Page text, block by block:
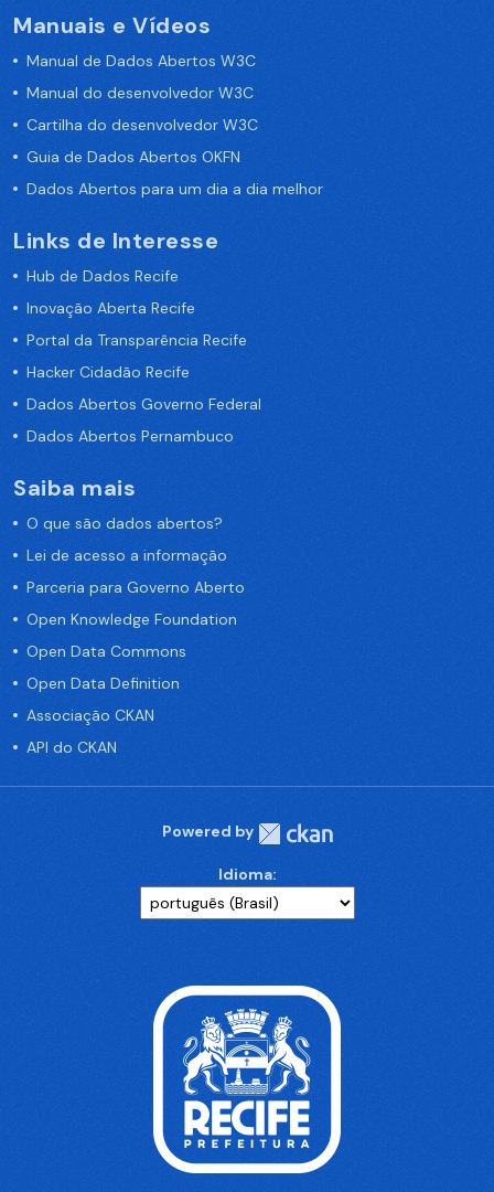
Manuais e Vídeos
Manual de Dados Abertos W3C
Manual do desenvolvedor W3C
Cartilha do desenvolvedor W3C
Guia de Dados Abertos OKFN
Dados Abertos para um dia a dia melhor
Links de Interesse
Hub de Dados Recife
Inovação Aberta Recife
Portal da Transparência Recife
Hacker Cidadão Recife
Dados Abertos Governo Federal
Dados Abertos Pernambuco
Saiba mais
O que são dados abertos?
Lei de acesso a informação
Parceria para Governo Aberto
Open Knowledge Foundation
Open Data Commons
Open Data Definition
Associação CKAN
API do CKAN
Powered by
Idioma